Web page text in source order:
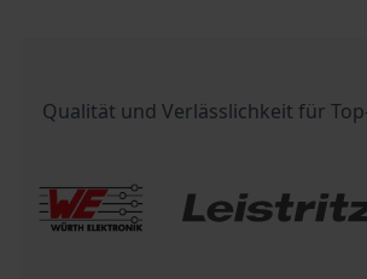
Qualität und Verlässlichkeit für